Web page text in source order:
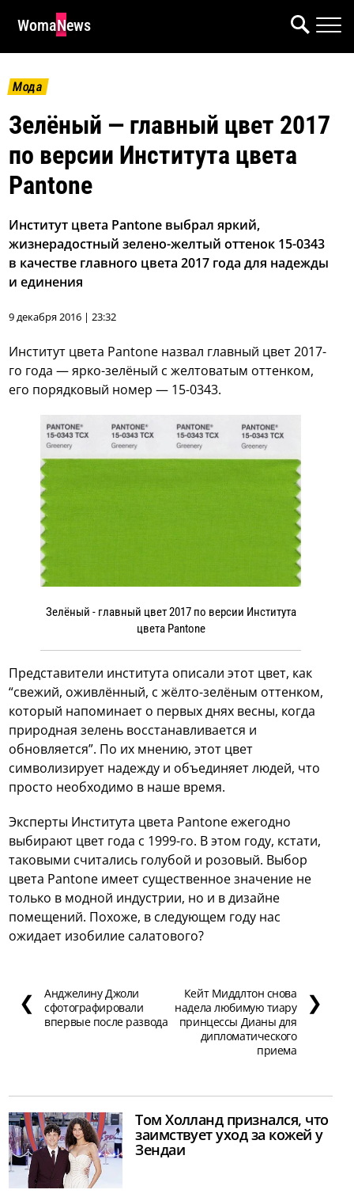
WomaNews
Мода
Зелёный — главный цвет 2017
по версии Института цвета
Pantone
Институт цвета Pantone выбрал яркий,
жизнерадостный зелено-желтый оттенок 15-0343
в качестве главного цвета 2017 года для надежды
и единения
9 декабря 2016 | 23:32
Институт цвета Pantone назвал главный цвет 2017-
го года — ярко-зелёный с желтоватым оттенком,
его порядковый номер — 15-0343.
Зелёный - главный цвет 2017 по версии Института
цвета Pantone
Представители института описали этот цвет, как
“свежий, оживлённый, с жёлто-зелёным оттенком,
который напоминает о первых днях весны, когда
природная зелень восстанавливается и
обновляется”. По их мнению, этот цвет
символизирует надежду и объединяет людей, что
просто необходимо в наше время.
Эксперты Института цвета Pantone ежегодно
выбирают цвет года с 1999-го. В этом году, кстати,
таковыми считались голубой и розовый. Выбор
цвета Pantone имеет существенное значение не
только в модной индустрии, но и в дизайне
помещений. Похоже, в следующем году нас
ожидает изобилие салатового?
❮
Анджелину Джоли
сфотографировали
впервые после развода
Кейт Миддлтон снова
надела любимую тиару
принцессы Дианы для
дипломатического
приема
❯
Том Холланд признался, что
заимствует уход за кожей у
Зендаи